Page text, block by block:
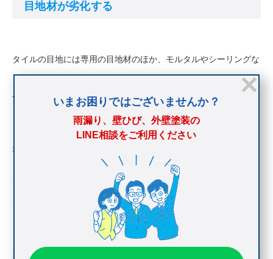
目地材が劣化する
タイルの目地には専用の目地材のほか、モルタルやシーリングな
どが充填されますが、これらはいずれも経年とともに劣化しま
す。
目地材が劣化すると、ひび割れが発生し水分を侵入させる原因に
なります。
これら目地材は、劣化が著しく進行する前にメンテナンスをする
いまお困りではございませんか？
雨漏り、壁ひび、外壁塗装の
LINE相談をご利用ください